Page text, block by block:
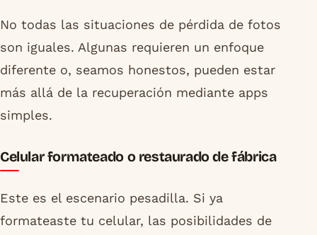
No todas las situaciones de pérdida de fotos
son iguales. Algunas requieren un enfoque
diferente o, seamos honestos, pueden estar
más allá de la recuperación mediante apps
simples.
Celular formateado o restaurado de fábrica
Este es el escenario pesadilla. Si ya
formateaste tu celular, las posibilidades de